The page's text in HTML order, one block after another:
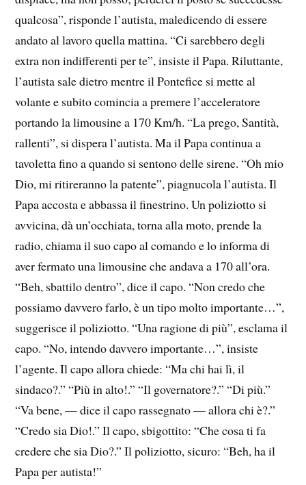
qualcosa”, risponde l’autista, maledicendo di essere
andato al lavoro quella mattina. “Ci sarebbero degli
extra non indifferenti per te”, insiste il Papa. Riluttante,
l’autista sale dietro mentre il Pontefice si mette al
volante e subito comincia a premere l’acceleratore
portando la limousine a 170 Km/h. “La prego, Santità,
rallenti”, si dispera l’autista. Ma il Papa continua a
tavoletta fino a quando si sentono delle sirene. “Oh mio
Dio, mi ritireranno la patente”, piagnucola l’autista. Il
Papa accosta e abbassa il finestrino. Un poliziotto si
avvicina, dà un’occhiata, torna alla moto, prende la
radio, chiama il suo capo al comando e lo informa di
aver fermato una limousine che andava a 170 all’ora.
“Beh, sbattilo dentro”, dice il capo. “Non credo che
possiamo davvero farlo, è un tipo molto importante…”,
suggerisce il poliziotto. “Una ragione di più”, esclama il
capo. “No, intendo davvero importante…”, insiste
l’agente. Il capo allora chiede: “Ma chi hai lì, il
sindaco?.” “Più in alto!.” “Il governatore?.” “Di più.”
“Va bene, — dice il capo rassegnato — allora chi è?.”
“Credo sia Dio!.” Il capo, sbigottito: “Che cosa ti fa
credere che sia Dio?.” Il poliziotto, sicuro: “Beh, ha il
Papa per autista!”